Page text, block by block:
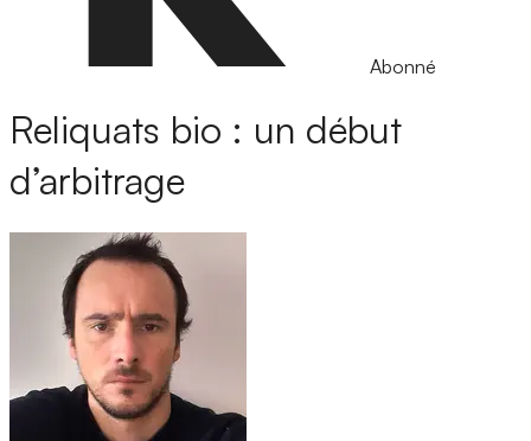
Abonné
Reliquats bio : un début
d’arbitrage